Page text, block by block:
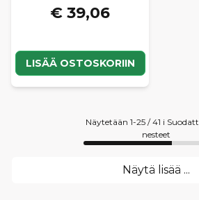
€ 39,06
LISÄÄ OSTOSKORIIN
Näytetään 1-25 / 41 i
nesteet
Näytä lisää ...